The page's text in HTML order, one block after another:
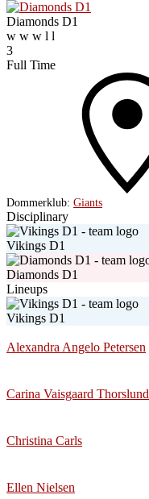
Diamonds D1
w w w l l
3
Full Time
Dommerklub: Giants
Disciplinary
Vikings D1
Diamonds D1
Lineups
Vikings D1
Alexandra Angelo Petersen
Carina Vaisgaard Thorslund
Christina Carls
Ellen Nielsen